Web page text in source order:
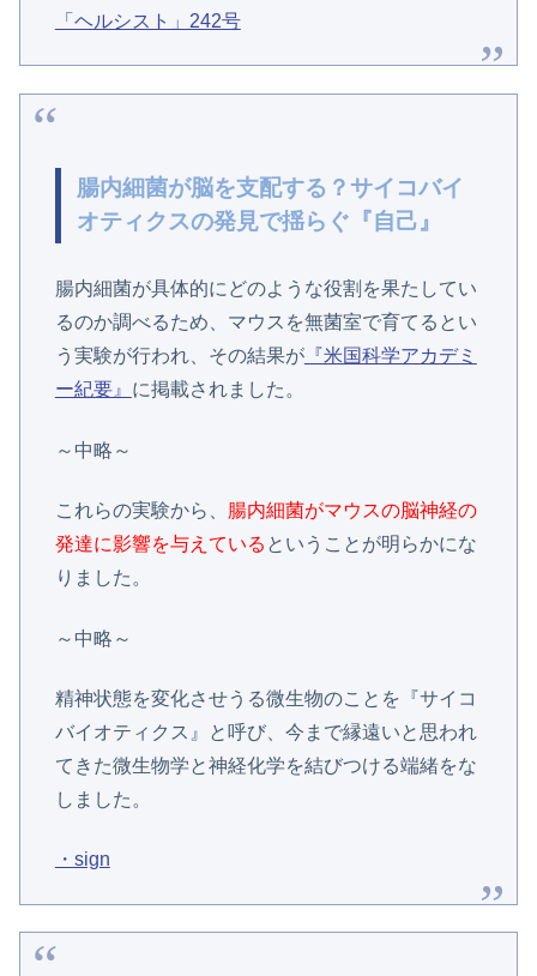
「ヘルシスト」242号
腸内細菌が脳を支配する？サイコバイ
オティクスの発見で揺らぐ『自己』
腸内細菌が具体的にどのような役割を果たしてい
るのか調べるため、マウスを無菌室で育てるとい
う実験が行われ、その結果が『米国科学アカデミ
ー紀要』 に掲載されました。
～中略～
これらの実験から、 腸内細菌がマウスの脳神経の
発達に影響を与えている ということが明らかにな
りました。
～中略～
精神状態を変化させうる微生物のことを『サイコ
バイオティクス』と呼び、今まで縁遠いと思われ
てきた微生物学と神経化学を結びつける端緒をな
しました。
・sign